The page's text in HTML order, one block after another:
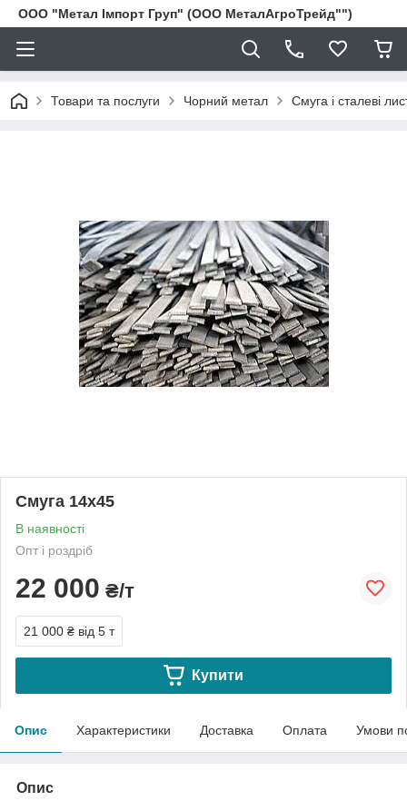
ООО "Метал Імпорт Груп" (ООО МеталАгроТрейд"")
Товари та послуги Чорний метал Смуга і сталеві
Смуга 14х45
В наявності
Опт і роздріб
22 000 ₴/т
21 000 ₴ від 5 т
Купити
Опис Характеристики Доставка Оплата Умови
Опис